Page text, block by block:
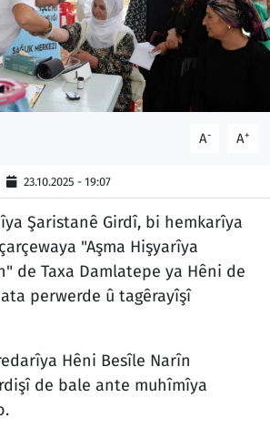
A- A+
23.10.2025 - 19:07
Şaristanê Girdî, bi hemkarîya
"Aşma Hişyarîya
de Taxa Damlatepe ya Hêni de
perwerde û tagêrayîşî
Hêni Besîle Narîn
de bale ante muhîmîya